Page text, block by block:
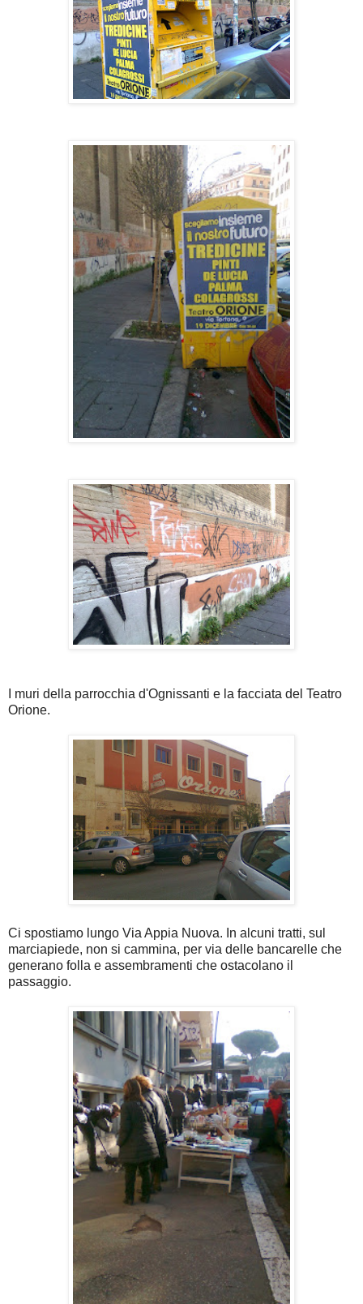
I muri della parrocchia d'Ognissanti e la facciata del Teatro
Orione.
Ci spostiamo lungo Via Appia Nuova. In alcuni tratti, sul
marciapiede, non si cammina, per via delle bancarelle che
generano folla e assembramenti che ostacolano il
passaggio.